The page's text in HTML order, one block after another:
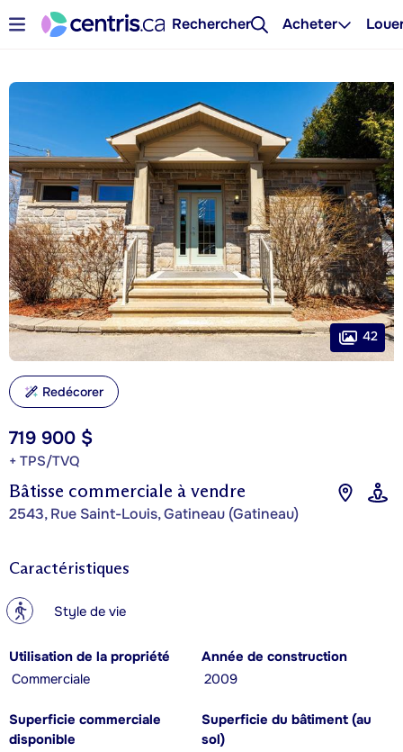
Rechercher Acheter
Bâtisse commerciale à vendre
2543, Rue Saint-Louis, Gatineau (Gatineau)
719 900 $
+ TPS/TVQ
42
Redécorer
Caractéristiques
? Style de vie
Utilisation de la propriété
Commerciale
Année de construction
2009
Superficie commerciale
disponible
Superficie du bâtiment (au
sol)